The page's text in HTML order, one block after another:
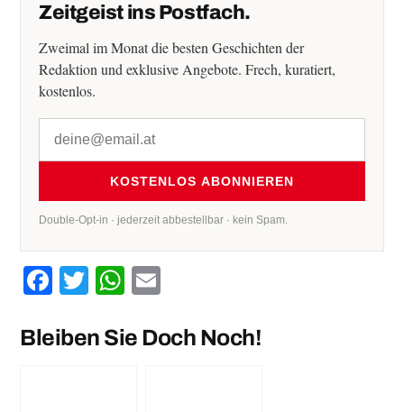
Zeitgeist ins Postfach.
Zweimal im Monat die besten Geschichten der
Redaktion und exklusive Angebote. Frech, kuratiert,
kostenlos.
KOSTENLOS ABONNIEREN
Double-Opt-in · jederzeit abbestellbar · kein Spam.
Facebook
TwitterWhatsApp
Bleiben Sie Doch Noch!